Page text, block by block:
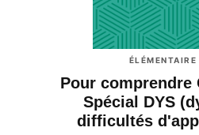
ÉLÉMENTAIRE
Pour comprendre
Spécial DYS
difficultés